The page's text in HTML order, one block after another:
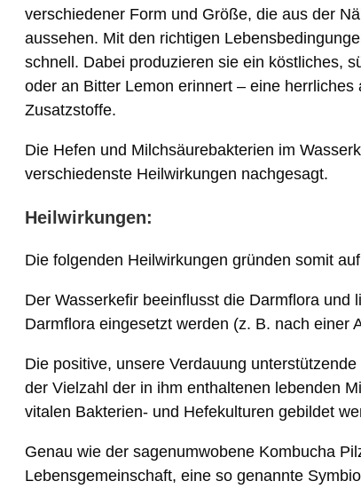
verschiedener Form und Größe, die aus der
aussehen. Mit den richtigen
schnell. Dabei produzieren sie ein köstliches,
oder an Bitter Lemon erinnert – eine
Zusatzstoffe.
Die Hefen und Milchsäurebakterien im
verschiedenste Heilwirkungen nachgesagt.
Heilwirkungen:
Die folgenden Heilwirkungen gründen somit
Der Wasserkefir beeinflusst die Darmflora
Darmflora eingesetzt werden (z. B. nach einer
Die positive, unsere Verdauung
der Vielzahl der in ihm enthaltenen lebenden
vitalen Bakterien- und Hefekulturen gebildet
Genau wie der sagenumwobene Kombucha
Lebensgemeinschaft, eine so genannte